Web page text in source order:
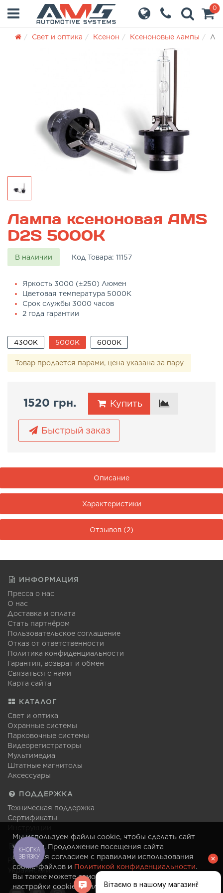
Мы используем файлы cookie, чтобы сделать сайт
удобным. Продолжение посещения сайта
считается согласием с правилами использования
cookie-файлов и Политикой конфиденциальности.
Вы также можете самостоятельно изменить
настройки cookie-файлов в своем браузере в
0
Свет и оптика Ксенон Ксеноновые лампы
Лампа ксеноновая AMS
D2S 5000K
В наличии Код Товара: 11157
Яркость 3000 (±250) Люмен
Цветовая температура 5000К
Срок службы 3000 часов
2 года гарантии
4300K 5000K 6000K
Товар продается парами, цена указана за пару
1520 грн. Купить
Быстрый заказ
Описание
Характеристики
Отзывов (2)
ИНФОРМАЦИЯ
Пресса о нас
О нас
Доставка и оплата
Стать партнёром
Пользовательское соглашение
Отказ от ответственности
Политика конфиденциальности
Гарантия, возврат и обмен
Связаться с нами
Карта сайта
КАТАЛОГ
Свет и оптика
Охранные системы
Парковочные системы
Видеорегистраторы
Мультимедиа
Штатные магнитолы
Аксессуары
ПОДДЕРЖКА
Техническая поддержка
Сертификаты
ЯЗЫК
Русский
Украинский
КНОПКА
ЗВ'ЯЗКУ